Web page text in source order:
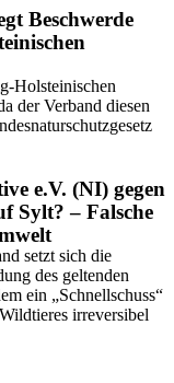
Beschwerde
Holsteinischen
der Verband diesen
e.V. (NI) gegen
Sylt? – Falsche
setzt sich die
des geltenden
ein „Schnellschuss“
irreversibel